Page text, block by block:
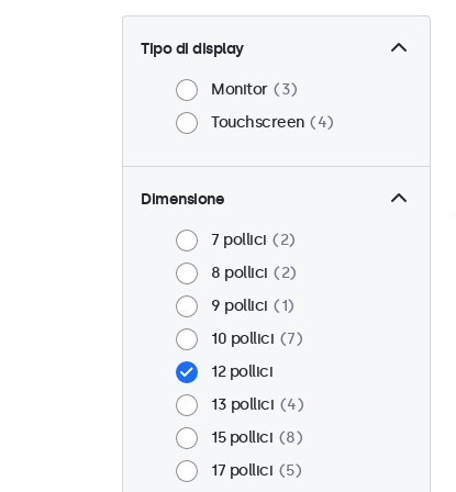
Tipo di display
Monitor
3
Touchscreen
4
Dimensione
7 pollici
2
8 pollici
2
9 pollici
1
10 pollici
7
12 pollici
13 pollici
4
15 pollici
8
17 pollici
5